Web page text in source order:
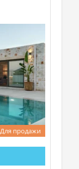
Для продажи